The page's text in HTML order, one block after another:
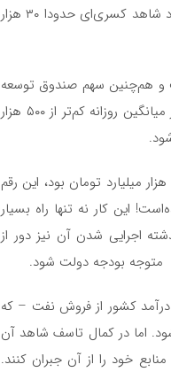
فسادانگیز رانت، هم کمک به واردات و هم تضعیف تولید داخلی را دارد و ثانیا انتظار می‌رود شاهد کسری‌ای حدودا ۳۰ هزار
شده است و هم‌چنین سهم صندوق توسعه
ملی از درآمد نفتی کاهش یافته است. با توجه به اینکه فروش نفت ما در سال قبل به طور میانگین روزانه کم‌تر از ۵۰۰ هزار
سوم. در حالی که در لایحه بودجه سال ۹۸، رقم درآمد حاصل از فروش اموال دولت حدود ۴ هزار میلیارد تومان بود، این رقم
۵۰ هزار میلیارد تومان رسیده‌است! این کار نه تنها راه بسیار
اجرایی شدن آن نیز دور از
درآمد کشور از فروش نفت – که
اما در کمال تاسف شاهد آن
خود را از آن جبران کنند.